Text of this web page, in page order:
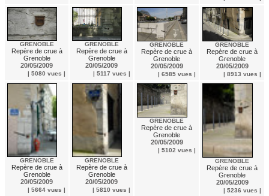
GRENOBLE
Repère de crue à
Grenoble
20/05/2009
| 5080 vues |
GRENOBLE
Repère de crue à
Grenoble
20/05/2009
| 5117 vues |
GRENOBLE
Repère de crue à
Grenoble
20/05/2009
| 6585 vues |
GRENOBLE
Repère de crue à
Grenoble
20/05/2009
| 8913 vues |
GRENOBLE
Repère de crue à
Grenoble
20/05/2009
| 5664 vues |
GRENOBLE
Repère de crue à
Grenoble
20/05/2009
| 5810 vues |
GRENOBLE
Repère de crue à
Grenoble
20/05/2009
| 5102 vues |
GRENOBLE
Repère de crue à
Grenoble
20/05/2009
| 5236 vues |